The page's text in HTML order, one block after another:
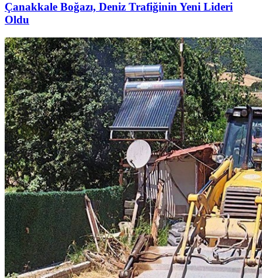
Çanakkale Boğazı, Deniz Trafiğinin Yeni Lideri
Oldu